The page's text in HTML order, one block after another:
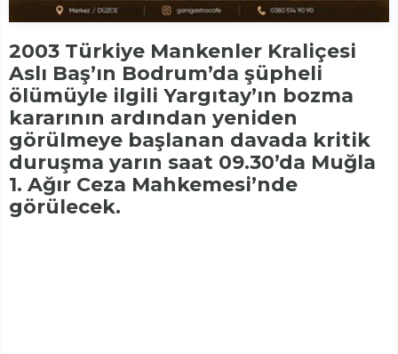
2003 Türkiye Mankenler Kraliçesi
Aslı Baş’ın Bodrum’da şüpheli
ölümüyle ilgili Yargıtay’ın bozma
kararının ardından yeniden
görülmeye başlanan davada kritik
duruşma yarın saat 09.30’da Muğla
1. Ağır Ceza Mahkemesi’nde
görülecek.